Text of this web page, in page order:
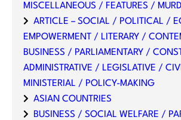
MISCELLANEOUS / FEATURES /
ARTICLE – SOCIAL / POLITICAL /
EMPOWERMENT / LITERARY /
BUSINESS / PARLIAMENTARY /
ADMINISTRATIVE / LEGISLATIVE /
MINISTERIAL / POLICY-MAKING
ASIAN COUNTRIES
BUSINESS / SOCIAL WELFARE /